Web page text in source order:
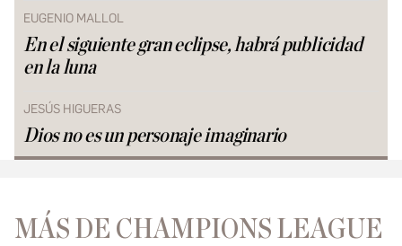
EUGENIO MALLOL
En el siguiente gran eclipse, habrá publicidad
en la luna
JESÚS HIGUERAS
Dios no es un personaje imaginario
MÁS DE CHAMPIONS LEAGUE